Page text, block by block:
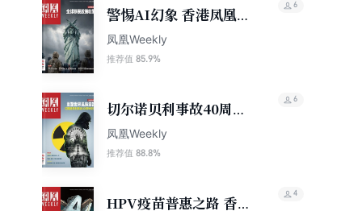
警惕AI幻象 香港凤凰周
刊2026年第3期
凤凰Weekly
推荐值 85.9%
6
切尔诺贝利事故40周年
反思 香港凤凰周刊
2026年第12期
凤凰Weekly
推荐值 88.8%
6
HPV疫苗普惠之路 香港
4